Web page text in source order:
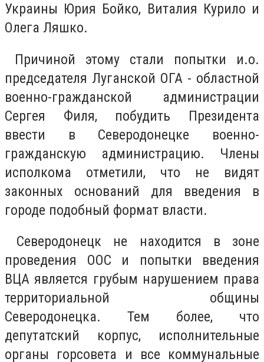
Украины Юрия Бойко, Виталия Курило и
Олега Ляшко.
Причиной этому стали попытки и.о.
председателя Луганской ОГА - областной
военно-гражданской администрации
Сергея Филя, побудить Президента
ввести в Северодонецке военно-
гражданскую администрацию. Члены
исполкома отметили, что не видят
законных оснований для введения в
городе подобный формат власти.
Северодонецк не находится в зоне
проведения ООС и попытки введения
ВЦА является грубым нарушением права
территориальной общины
Северодонецка. Тем более, что
депутатский корпус, исполнительные
органы горсовета и все коммунальные